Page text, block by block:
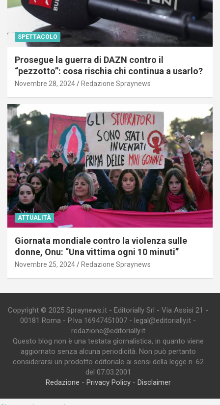
SPETTACOLO
Prosegue la guerra di DAZN contro il
“pezzotto”: cosa rischia chi continua a usarlo?
Novembre 28, 2024 Redazione Spraynews
ATTUALITÀ
Giornata mondiale contro la violenza sulle
donne, Onu: “Una vittima ogni 10 minuti”
Novembre 25, 2024 Redazione Spraynews
Copyright © 2025 Spraynews.it - Editorially Srl - Via Assisi 21 -
00181 Roma - P.Iva 16947451007 - legal@editorially.it -
redazione@editorially.it
Questo blog non è una testata giornalistica, in quanto viene
aggiornato senza alcuna periodicità. Non può pertanto
considerarsi un prodotto editoriale ai sensi della legge n. 62
del 07.03.2001
Redazione - Privacy Policy- Disclaimer